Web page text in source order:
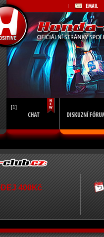
[1]
400Kč